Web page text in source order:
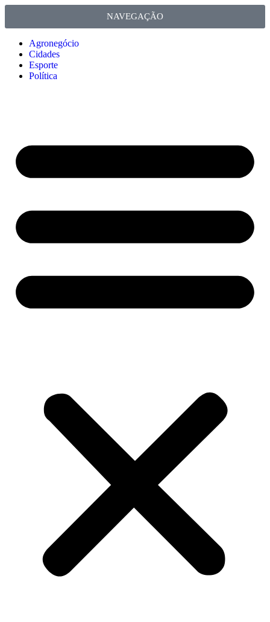
NAVEGAÇÃO
Agronegócio
Cidades
Esporte
Política